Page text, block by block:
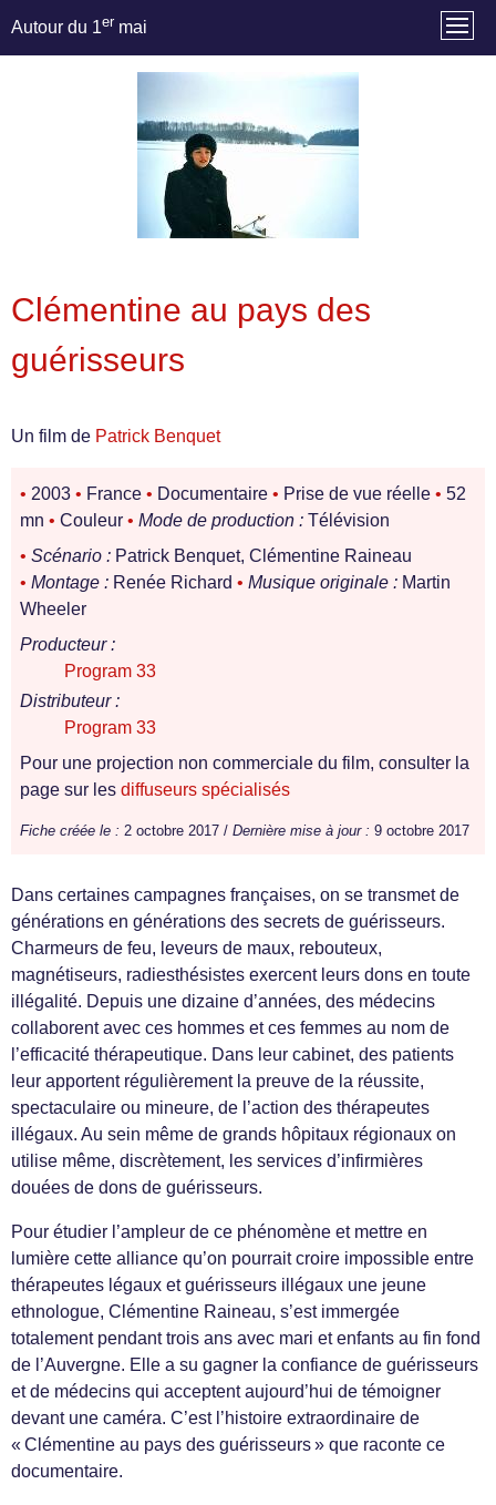
Autour du 1er mai
Clémentine au pays des
guérisseurs
Un film de Patrick Benquet
• 2003 • France • Documentaire • Prise de vue réelle • 52
mn • Couleur • Mode de production : Télévision
• Scénario : Patrick Benquet, Clémentine Raineau
• Montage : Renée Richard • Musique originale : Martin
Wheeler
Producteur :
Program 33
Distributeur :
Program 33
Pour une projection non commerciale du film, consulter la
page sur les diffuseurs spécialisés
Fiche créée le : 2 octobre 2017 / Dernière mise à jour : 9 octobre 2017
Dans certaines campagnes françaises, on se transmet de
générations en générations des secrets de guérisseurs.
Charmeurs de feu, leveurs de maux, rebouteux,
magnétiseurs, radiesthésistes exercent leurs dons en toute
illégalité. Depuis une dizaine d’années, des médecins
collaborent avec ces hommes et ces femmes au nom de
l’efficacité thérapeutique. Dans leur cabinet, des patients
leur apportent régulièrement la preuve de la réussite,
spectaculaire ou mineure, de l’action des thérapeutes
illégaux. Au sein même de grands hôpitaux régionaux on
utilise même, discrètement, les services d’infirmières
douées de dons de guérisseurs.
Pour étudier l’ampleur de ce phénomène et mettre en
lumière cette alliance qu’on pourrait croire impossible entre
thérapeutes légaux et guérisseurs illégaux une jeune
ethnologue, Clémentine Raineau, s’est immergée
totalement pendant trois ans avec mari et enfants au fin fond
de l’Auvergne. Elle a su gagner la confiance de guérisseurs
et de médecins qui acceptent aujourd’hui de témoigner
devant une caméra. C’est l’histoire extraordinaire de
« Clémentine au pays des guérisseurs » que raconte ce
documentaire.